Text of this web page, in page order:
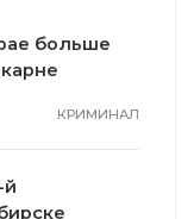
больше
КРИМИНАЛ
й